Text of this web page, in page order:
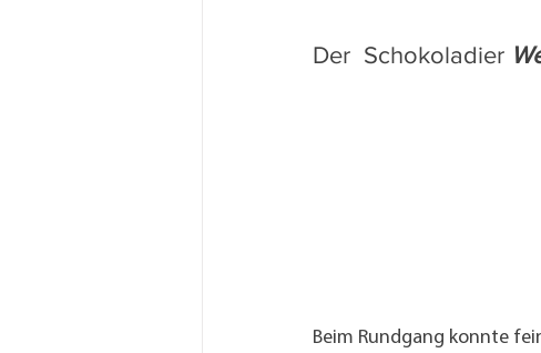
Der  Schokoladier
Beim Rundgang konnte